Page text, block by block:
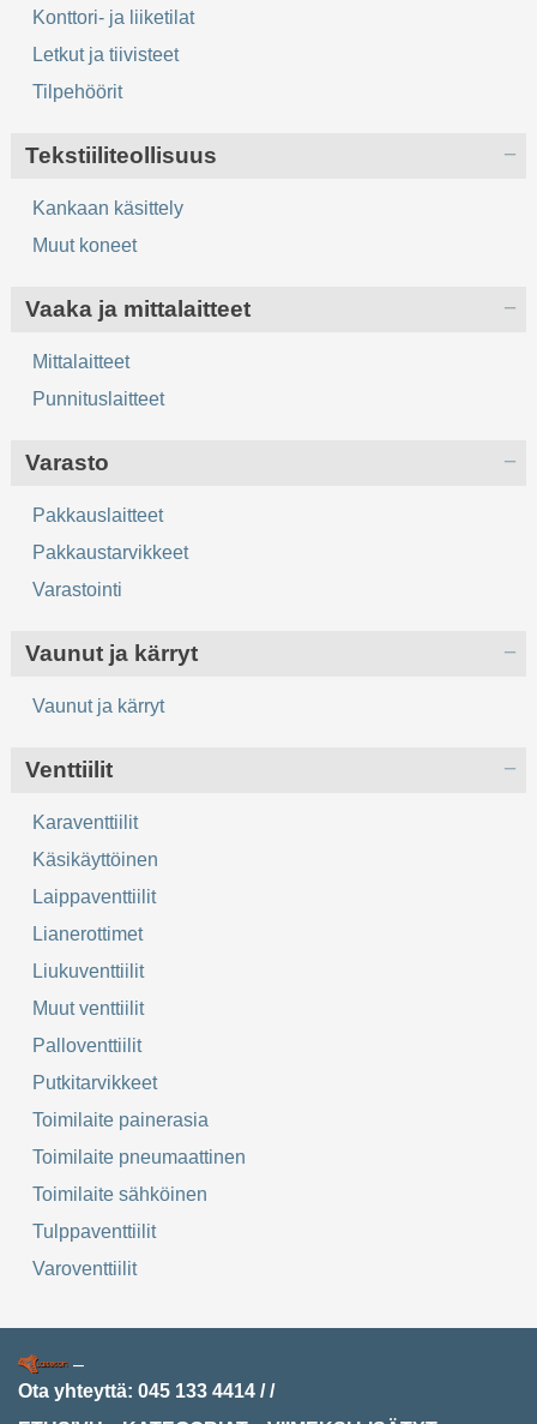
Konttori- ja liiketilat
Letkut ja tiivisteet
Tilpehöörit
Tekstiiliteollisuus
Kankaan käsittely
Muut koneet
Vaaka ja mittalaitteet
Mittalaitteet
Punnituslaitteet
Varasto
Pakkauslaitteet
Pakkaustarvikkeet
Varastointi
Vaunut ja kärryt
Vaunut ja kärryt
Venttiilit
Karaventtiilit
Käsikäyttöinen
Laippaventtiilit
Lianerottimet
Liukuventtiilit
Muut venttiilit
Palloventtiilit
Putkitarvikkeet
Toimilaite painerasia
Toimilaite pneumaattinen
Toimilaite sähköinen
Tulppaventtiilit
Varoventtiilit
–
Ota yhteyttä: 045 133 4414 //